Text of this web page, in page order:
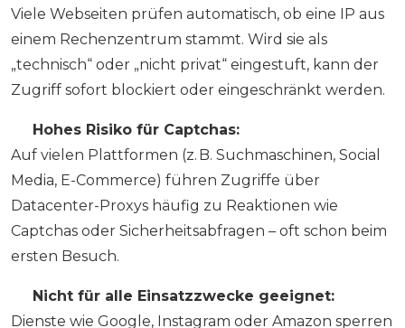
Viele Webseiten prüfen automatisch, ob eine IP aus
einem Rechenzentrum stammt. Wird sie als
„technisch“ oder „nicht privat“ eingestuft, kann der
Zugriff sofort blockiert oder eingeschränkt werden.
Hohes Risiko für Captchas:
Auf vielen Plattformen (z. B. Suchmaschinen, Social
Media, E-Commerce) führen Zugriffe über
Datacenter-Proxys häufig zu Reaktionen wie
Captchas oder Sicherheitsabfragen – oft schon beim
ersten Besuch.
Nicht für alle Einsatzzwecke geeignet:
Dienste wie Google, Instagram oder Amazon sperren